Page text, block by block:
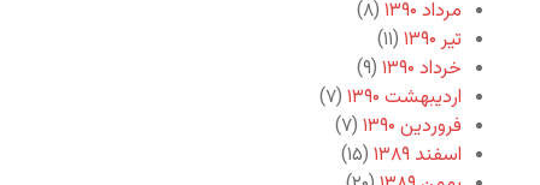
مرداد ۱۳۹۰
(۸)
تیر ۱۳۹۰
(۱۱)
خرداد ۱۳۹۰
(۹)
اردیبهشت ۱۳۹۰
(۷)
فروردین ۱۳۹۰
(۷)
اسفند ۱۳۸۹
(۱۵)